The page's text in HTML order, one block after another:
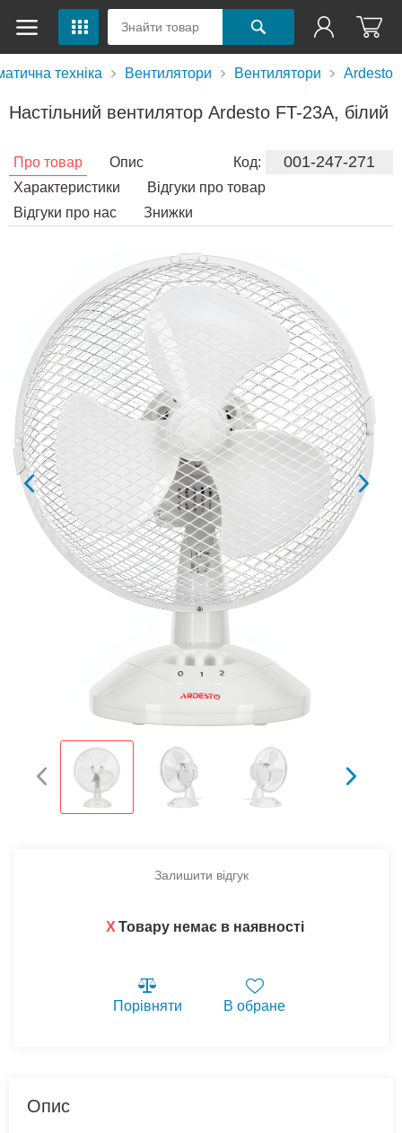
техніка Вентилятори Вентилятори Ardesto
Настільний вентилятор Ardesto FT-23A, білий
Код: 001-247-271
Про товар
Опис
Характеристики
Відгуки про товар
Відгуки про нас
Знижки
Залишити відгук
X Товару немає в наявності
Порівняти В обране
Опис